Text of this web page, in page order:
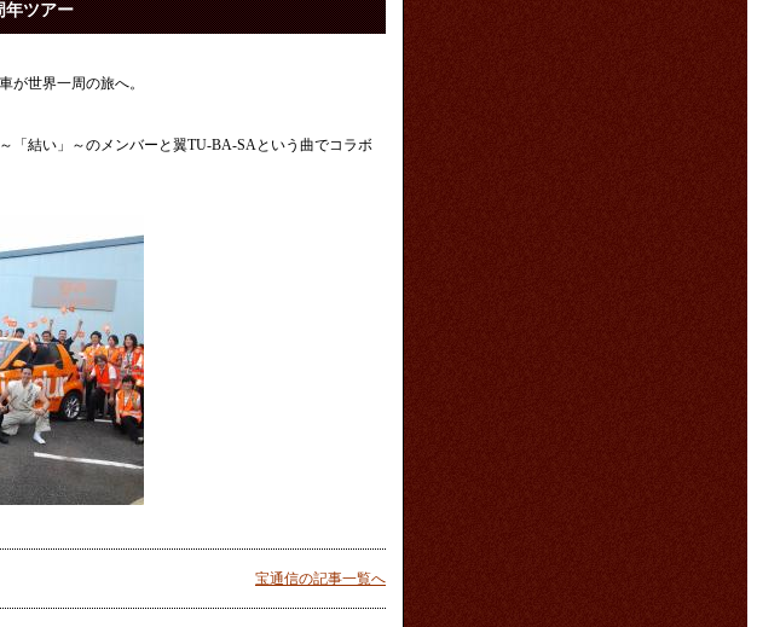
年ツアー
が世界一周の旅へ。
「結い」～のメンバーと翼TU-BA-SAという曲でコラボ
宝通信の記事一覧へ